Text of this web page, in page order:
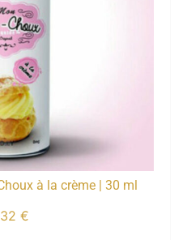
à la crème | 30 ml
€